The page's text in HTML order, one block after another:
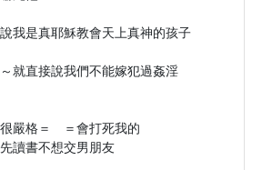
我是真耶穌教會天上真神的孩子
就直接說我們不能嫁犯過姦淫
嚴格＝　＝會打死我的
讀書不想交男朋友